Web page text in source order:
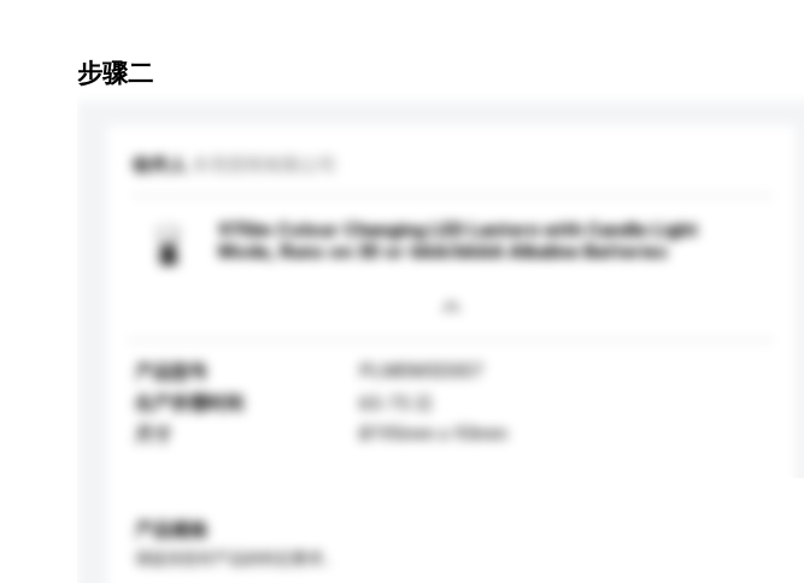
步骤二
收件人
975lm Colour Changing LED Lantern with Candle Light
Mode, Runs on 3D or 6AA/6AAA Alkaline Batteries
产品型号
PLM0M3D007
生产所需时间
65-75 日
Ø195mm x 93mm
产品规格